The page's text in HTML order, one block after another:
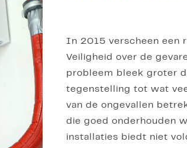
In 2015 verscheen een
Veiligheid over de
probleem bleek groter
tegenstelling tot wat
van de ongevallen
die goed onderhouden
installaties biedt niet